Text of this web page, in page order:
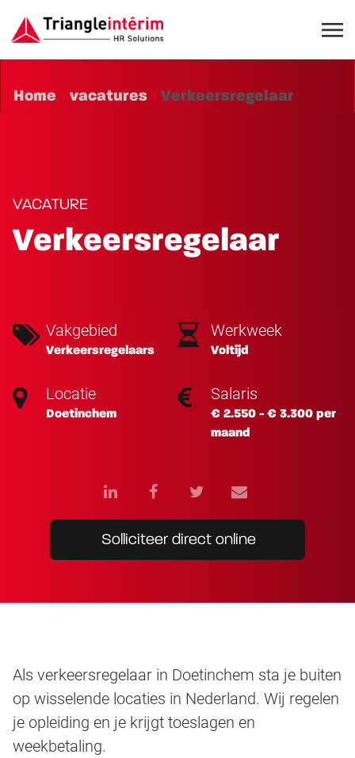
Home vacatures Verkeersregelaar
VACATURE
Verkeersregelaar
Vakgebied
Verkeersregelaars
Werkweek
Voltijd
Locatie
Doetinchem
Salaris
€ 2.550 - € 3.300 per
maand
Solliciteer direct online
Als verkeersregelaar in Doetinchem sta je buiten
op wisselende locaties in Nederland. Wij regelen
je opleiding en je krijgt toeslagen en
weekbetaling.